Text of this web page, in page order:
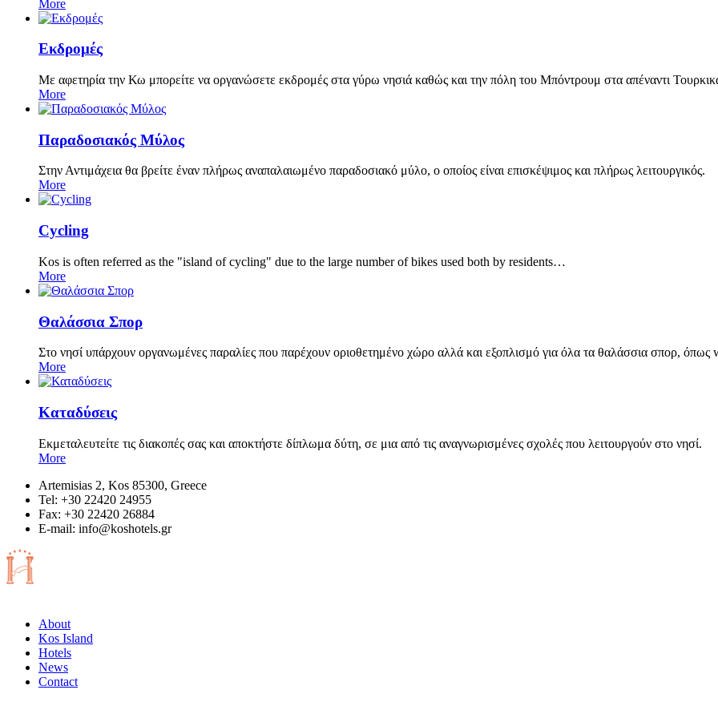
More
Εκδρομές
Με αφετηρία την Κω μπορείτε να οργανώσετε εκδρομές στα γύρω νησιά καθώς και την πόλη του Μπόντρουμ στα απέναντι
More
Παραδοσιακός Μύλος
Στην Αντιμάχεια θα βρείτε έναν πλήρως αναπαλαιωμένο παραδοσιακό μύλο, ο οποίος είναι επισκέψιμος και πλήρως λειτουργικός.
More
Cycling
Kos is often referred as the "island of cycling" due to the large number of bikes used both by residents…
More
Θαλάσσια Σπορ
Στο νησί υπάρχουν οργανωμένες παραλίες που παρέχουν οριοθετημένο χώρο αλλά και εξοπλισμό για όλα τα θαλάσσια σπορ,
More
Καταδύσεις
Εκμεταλευτείτε τις διακοπές σας και αποκτήστε δίπλωμα δύτη, σε μια από τις αναγνωρισμένες σχολές που λειτουργούν στο νησί.
More
Artemisias 2, Kos 85300, Greece
Tel: +30 22420 24955
Fax: +30 22420 26884
Ε-mail: info@koshotels.gr
About
Kos Island
Hotels
News
Contact